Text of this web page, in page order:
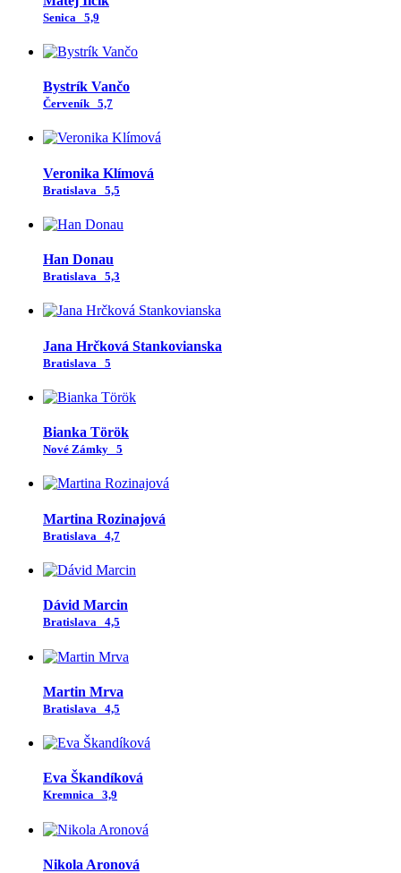
Senica 5,9
Bystrík Vančo
Červeník 5,7
Veronika Klímová
Bratislava 5,5
Han Donau
Bratislava 5,3
Jana Hrčková Stankovianska
Bratislava 5
Bianka Török
Nové Zámky 5
Martina Rozinajová
Bratislava 4,7
Dávid Marcin
Bratislava 4,5
Martin Mrva
Bratislava 4,5
Eva Škandíková
Kremnica 3,9
Nikola Aronová